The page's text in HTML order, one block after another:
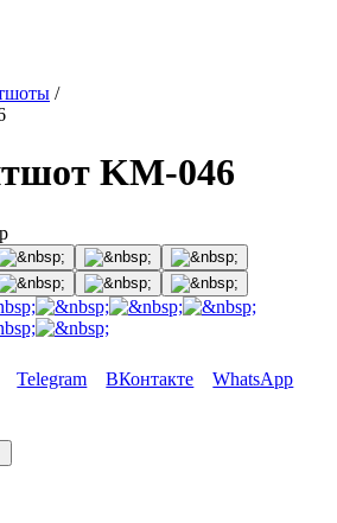
/
KM-046
Telegram ВКонтакте
WhatsApp